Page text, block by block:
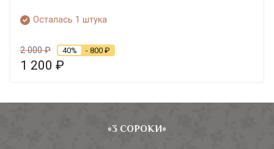
Осталась 1 штука
2 000₽ 40% - 800 ₽
1 200 ₽
«3 СОРОКИ»